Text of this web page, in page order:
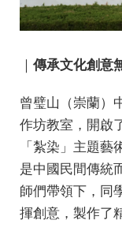
傳承文化創意
曾璧山（崇蘭）
作坊教室，開啟
「紮染」主題藝
是中國民間傳統
師們帶領下，同
揮創意，製作了